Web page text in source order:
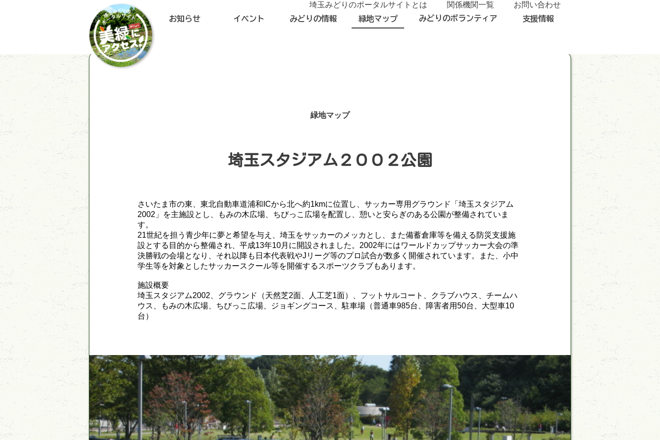
埼玉みどりのポータルサイトとは 関係機関一覧 お問い合わせ
お知らせ イベント みどりの情報 緑地マップ みどりのボランティア 支援情報
緑地マップ
埼玉スタジアム２００２公園
さいたま市の東、東北自動車道浦和ICから北へ約1kmに位置し、サッカー専用グラウンド「埼玉スタジアム
2002」を主施設とし、もみの木広場、ちびっこ広場を配置し、憩いと安らぎのある公園が整備されていま
す。
21世紀を担う青少年に夢と希望を与え、埼玉をサッカーのメッカとし、また備蓄倉庫等を備える防災支援施
設とする目的から整備され、平成13年10月に開設されました。2002年にはワールドカップサッカー大会の準
決勝戦の会場となり、それ以降も日本代表戦やJリーグ等のプロ試合が数多く開催されています。また、小中
学生等を対象としたサッカースクール等を開催するスポーツクラブもあります。
施設概要
埼玉スタジアム2002、グラウンド（天然芝2面、人工芝1面）、フットサルコート、クラブハウス、チームハ
ウス、もみの木広場、ちびっこ広場、ジョギングコース、駐車場（普通車985台、障害者用50台、大型車10
台）